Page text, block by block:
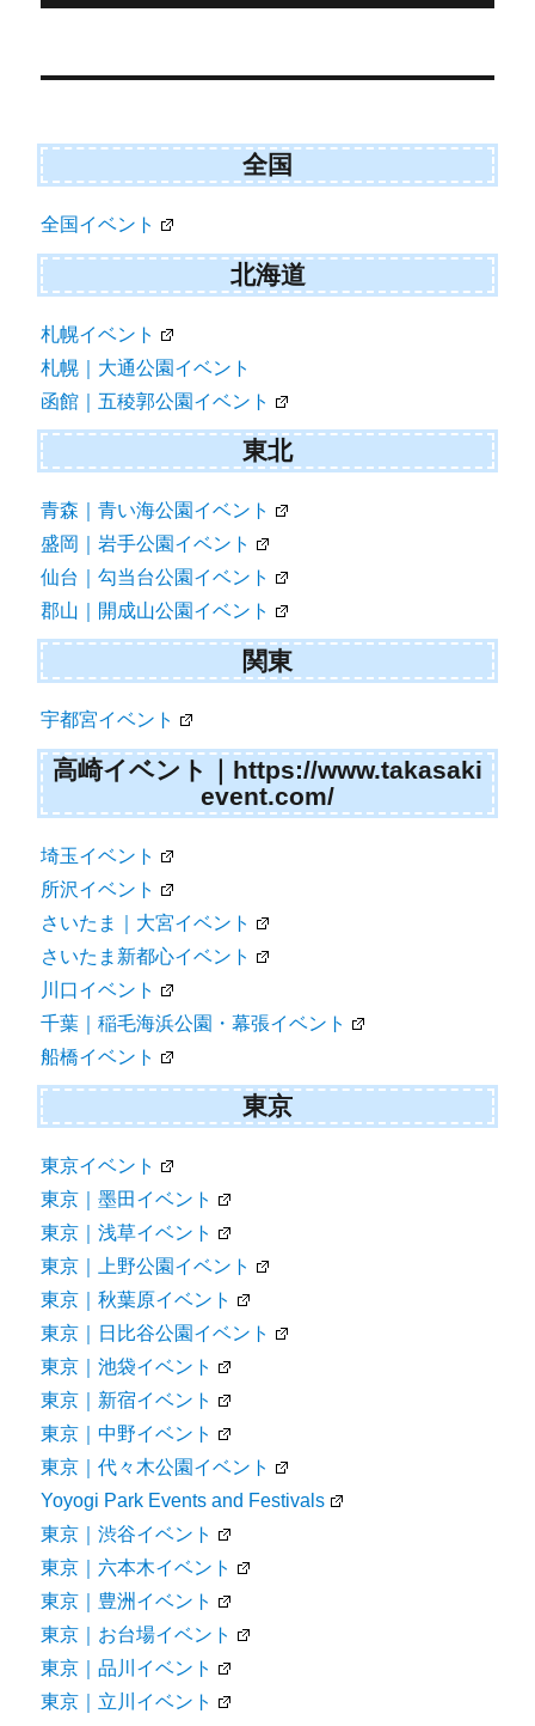
r
稿
ビ
ー
シ
ョ
ン
全国
全国イベント
北海道
札幌イベント
札幌｜大通公園イベント
函館｜五稜郭公園イベント
東北
青森｜青い海公園イベント
盛岡｜岩手公園イベント
仙台｜勾当台公園イベント
郡山｜開成山公園イベント
関東
宇都宮イベント
高崎イベント｜https://www.takasaki
event.com/
埼玉イベント
所沢イベント
さいたま｜大宮イベント
さいたま新都心イベント
川口イベント
千葉｜稲毛海浜公園・幕張イベント
船橋イベント
東京
東京イベント
東京｜墨田イベント
東京｜浅草イベント
東京｜上野公園イベント
東京｜秋葉原イベント
東京｜日比谷公園イベント
東京｜池袋イベント
東京｜新宿イベント
東京｜中野イベント
東京｜代々木公園イベント
Yoyogi Park Events and Festivals
東京｜渋谷イベント
東京｜六本木イベント
東京｜豊洲イベント
東京｜お台場イベント
東京｜品川イベント
東京｜立川イベント